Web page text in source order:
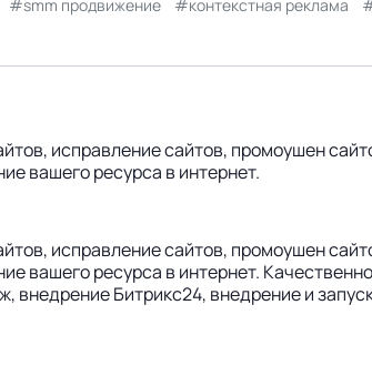
smm продвижение контекстная реклама
исправление сайтов, промоушен
вашего ресурса в интернет.
исправление сайтов, промоушен
вашего ресурса в интернет.
Битрикс24, внедрение и